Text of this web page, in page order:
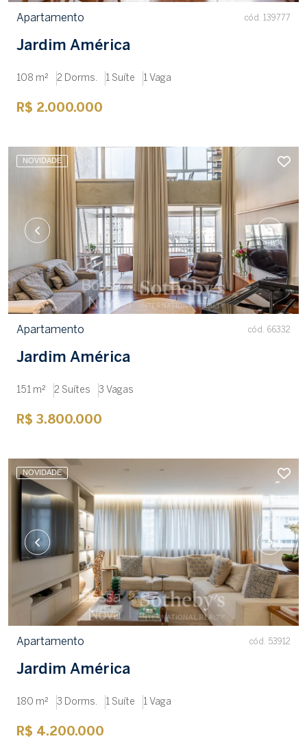
Apartamento cód. 139777
Jardim América
108 m² 2 Dorms. 1 Suíte 1 Vaga
R$ 2.000.000
NOVIDADE
Apartamento cód. 66332
Jardim América
151 m² 2 Suítes 3 Vagas
R$ 3.800.000
NOVIDADE
Apartamento cód. 53912
Jardim América
180 m² 3 Dorms. 1 Suíte 1 Vaga
R$ 4.200.000